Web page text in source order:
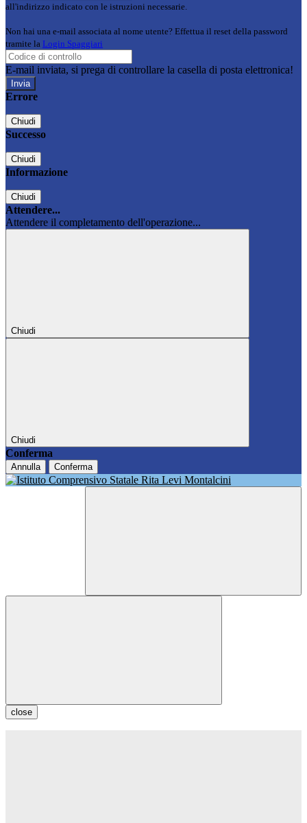
all'indirizzo indicato con le istruzioni necessarie.
Non hai una e-mail associata al nome utente? Effettua il reset della password
tramite la Login Spaggiari
E-mail inviata, si prega di controllare la casella di posta elettronica!
Errore
Chiudi
Successo
Chiudi
Informazione
Chiudi
Attendere...
Attendere il completamento dell'operazione...
Chiudi
Chiudi
Conferma
Annulla Conferma
close